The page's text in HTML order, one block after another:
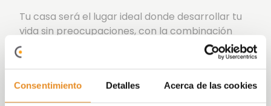
Consentimiento Detalles Acerca de las cookies
Tu casa será el lugar ideal donde desarrollar tu
vida sin preocupaciones, con la combinación
perfecta entre
zonas comunes, lugar
tranquilo y desarrollo urbano.
Hemos cuidado hasta el último detalle, donde la
calidad y el diseño de vanguardia le dan a esta